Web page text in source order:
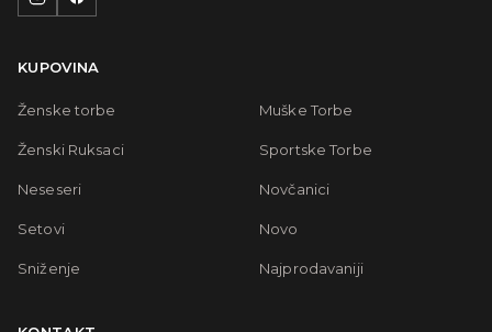
KUPOVINA
Ženske torbe Muške Torbe
Ženski Ruksaci Sportske Torbe
Neseseri Novčanici
Setovi Novo
Sniženje Najprodavaniji